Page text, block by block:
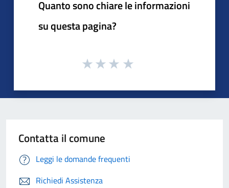
Quanto sono chiare le informazioni
su questa pagina?
Contatta il comune
Leggi le domande frequenti
Richiedi Assistenza